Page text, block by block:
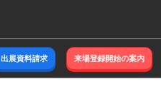
出展資料請求 来場登録開始の案内